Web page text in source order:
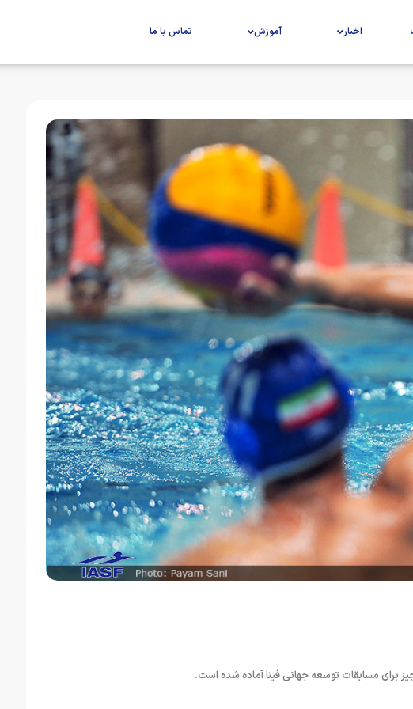
اخبار آموزش تماس با ما